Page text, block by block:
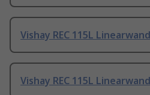
Vishay REC 115L
Vishay REC 115L